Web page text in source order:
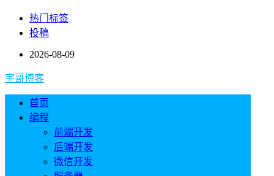
热门标签
投稿
2026-08-09
宇哥博客
首页
编程
前端开发
后端开发
微信开发